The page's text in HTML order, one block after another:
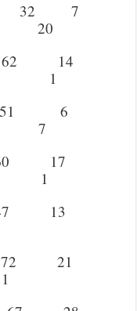
32 7
20
62 14
1
51 6
7
60 17
1
47 13
72 21